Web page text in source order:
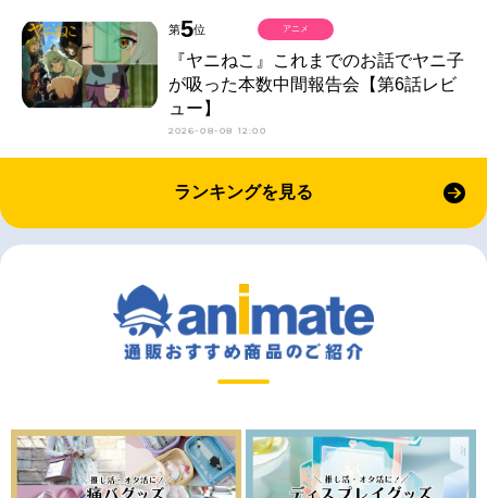
第5位
『ヤニねこ』これまでのお話でヤニ子
が吸った本数中間報告会【第6話レビ
ュー】
2026-08-08 12:00
アニメ
ランキングを見る